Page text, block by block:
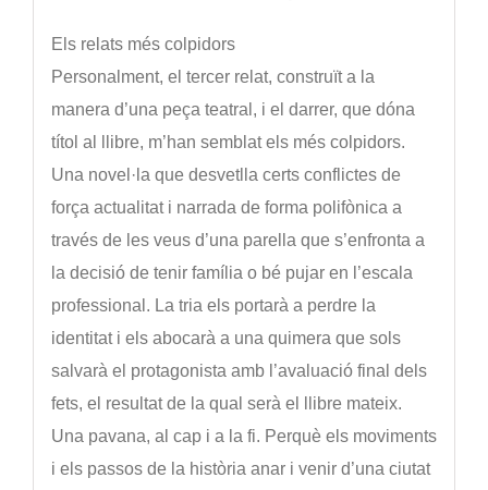
Els relats més colpidors
Personalment, el tercer relat, construït a la
manera d’una peça teatral, i el darrer, que dóna
títol al llibre, m’han semblat els més colpidors.
Una novel·la que desvetlla certs conflictes de
força actualitat i narrada de forma polifònica a
través de les veus d’una parella que s’enfronta a
la decisió de tenir família o bé pujar en l’escala
professional. La tria els portarà a perdre la
identitat i els abocarà a una quimera que sols
salvarà el protagonista amb l’avaluació final dels
fets, el resultat de la qual serà el llibre mateix.
Una pavana, al cap i a la fi. Perquè els moviments
i els passos de la història anar i venir d’una ciutat